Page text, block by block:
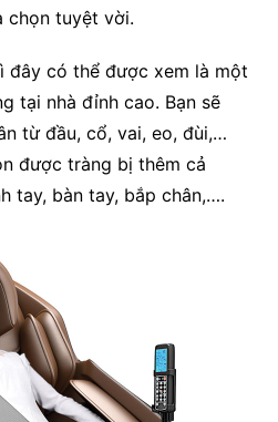
chọn tuyệt vời.
đây có thể được xem là một
tại nhà đỉnh cao. Bạn sẽ
từ đầu, cổ, vai, eo, đùi,…
được tràng bị thêm cả
tay, bàn tay, bắp chân,….